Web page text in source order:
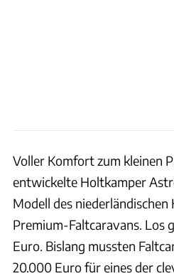
Voller Komfort zum kleinen
entwickelte Holtkamper
Modell des
Premium-Faltcaravans. Los
Euro. Bislang mussten
20.000 Euro für eines der